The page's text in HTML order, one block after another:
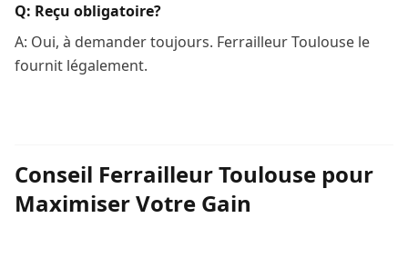
Q: Reçu obligatoire?
A: Oui, à demander toujours. Ferrailleur Toulouse le
fournit légalement.
Conseil Ferrailleur Toulouse pour
Maximiser Votre Gain